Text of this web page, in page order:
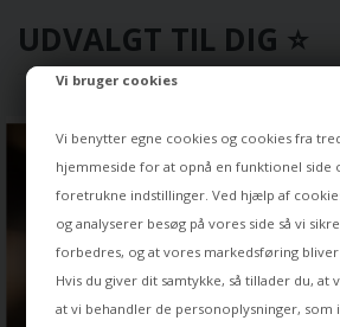
Vi bruger cookies
Vi benytter egne cookies og cookies fra
hjemmeside for at opnå en funktionel side
foretrukne indstillinger. Ved hjælp af
og analyserer besøg på vores side så vi
forbedres, og at vores markedsføring
Hvis du giver dit samtykke, så tillader du, at
at vi behandler de personoplysninger, som
UDVALGT TIL DIG ⭐